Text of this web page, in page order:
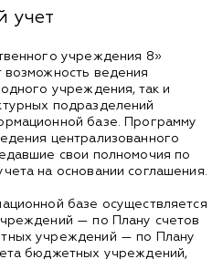
учет
учреждения 8»
возможность ведения
учреждения, так и
подразделений
базе. Программу
централизованного
свои полномочия по
на основании соглашения.
базе осуществляется
— по Плану счетов
учреждений — по Плану
бюджетных учреждений,